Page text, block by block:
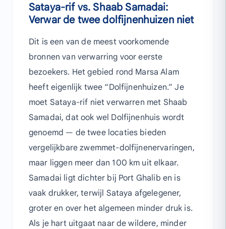
Sataya-rif vs. Shaab Samadai:
Verwar de twee dolfijnenhuizen niet
Dit is een van de meest voorkomende
bronnen van verwarring voor eerste
bezoekers. Het gebied rond Marsa Alam
heeft eigenlijk twee “Dolfijnenhuizen.” Je
moet Sataya-rif niet verwarren met Shaab
Samadai, dat ook wel Dolfijnenhuis wordt
genoemd — de twee locaties bieden
vergelijkbare zwemmet-dolfijnenervaringen,
maar liggen meer dan 100 km uit elkaar.
Samadai ligt dichter bij Port Ghalib en is
vaak drukker, terwijl Sataya afgelegener,
groter en over het algemeen minder druk is.
Als je hart uitgaat naar de wildere, minder